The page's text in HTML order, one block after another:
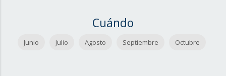
Cuándo
Junio Julio Agosto Septiembre Octubre